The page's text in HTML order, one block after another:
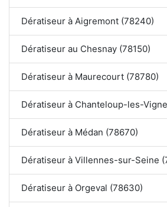
Dératiseur à Aigremont (78240)
Dératiseur au Chesnay (78150)
Dératiseur à Maurecourt (78780)
Dératiseur à Chanteloup-les-
Dératiseur à Médan (78670)
Dératiseur à Villennes-sur-Seine
Dératiseur à Orgeval (78630)